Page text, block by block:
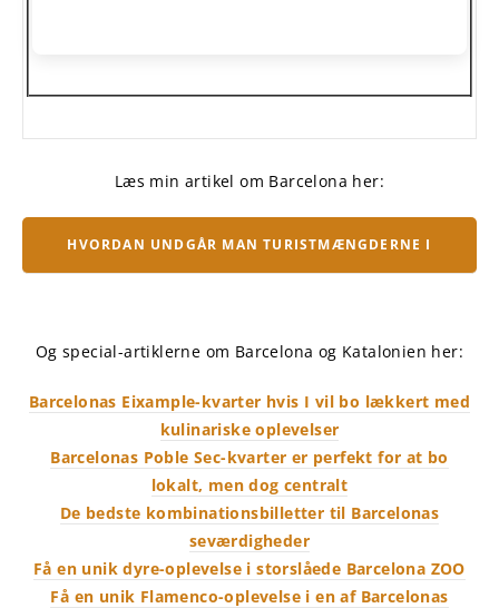
Læs min artikel om Barcelona her:
HVORDAN UNDGÅR MAN TURISTMÆNGDERNE I
Og special-artiklerne om Barcelona og Katalonien her:
Barcelonas Eixample-kvarter hvis I vil bo lækkert med
kulinariske oplevelser
Barcelonas Poble Sec-kvarter er perfekt for at bo
lokalt, men dog centralt
De bedste kombinationsbilletter til Barcelonas
seværdigheder
Få en unik dyre-oplevelse i storslåede Barcelona ZOO
Få en unik Flamenco-oplevelse i en af Barcelonas